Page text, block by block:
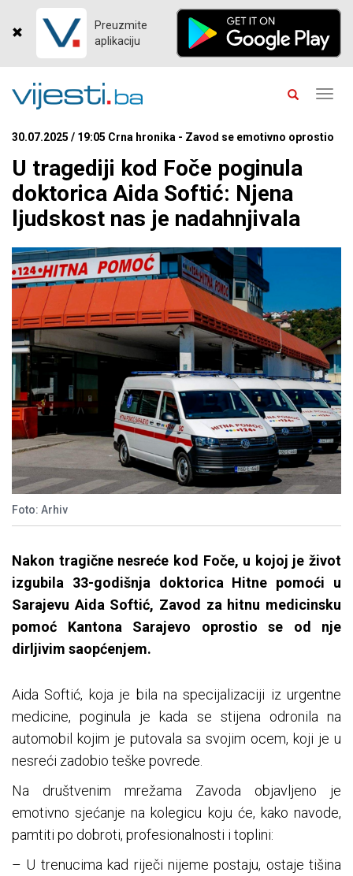
Preuzmite
aplikaciju
30.07.2025 / 19:05 Crna hronika - Zavod se emotivno oprostio
U tragediji kod Foče poginula
doktorica Aida Softić: Njena
ljudskost nas je nadahnjivala
Foto: Arhiv
Nakon tragične nesreće kod Foče, u kojoj je život
izgubila 33-godišnja doktorica Hitne pomoći u
Sarajevu Aida Softić, Zavod za hitnu medicinsku
pomoć Kantona Sarajevo oprostio se od nje
dirljivim saopćenjem.
Aida Softić, koja je bila na specijalizaciji iz urgentne
medicine, poginula je kada se stijena odronila na
automobil kojim je putovala sa svojim ocem, koji je u
nesreći zadobio teške povrede.
Na društvenim mrežama Zavoda objavljeno je
emotivno sjećanje na kolegicu koju će, kako navode,
pamtiti po dobroti, profesionalnosti i toplini:
– U trenucima kad riječi nijeme postaju, ostaje tišina